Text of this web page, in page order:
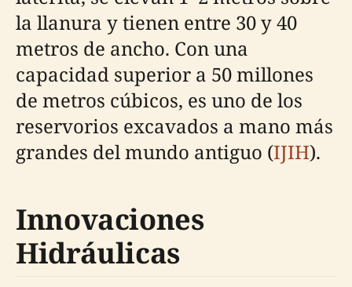
la llanura y tienen entre 30 y 40
metros de ancho. Con una
capacidad superior a 50 millones
de metros cúbicos, es uno de los
reservorios excavados a mano más
grandes del mundo antiguo (IJIH).
Innovaciones
Hidráulicas